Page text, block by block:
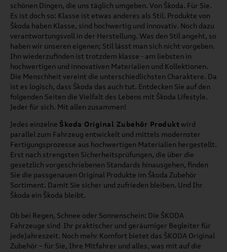
schönen Dingen, die uns täglich umgeben. Von Škoda. Für Sie.
Es ist doch so: Klasse ist etwas anderes als Stil. Produkte von
Škoda haben Klasse, sind hochwertig und innovativ. Noch dazu
verantwortungsvoll in der Herstellung. Was den Stil angeht, so
haben wir unseren eigenen; Stil lässt man sich nicht vorgeben.
Ihn wiederzufinden ist trotzdem klasse - am liebsten in
hochwertigen und innovativen Materialien und Kollektionen.
Die Menschheit vereint die unterschiedlichsten Charaktere. Da
ist es logisch, dass Škoda das auch tut. Entdecken Sie auf den
folgenden Seiten die Vielfalt des Lebens mit Škoda Lifestyle.
Jeder für sich. Mit allen zusammen!
Jedes einzelne Škoda Original Zubehör Produktwird
parallel zum Fahrzeug entwickelt und mittels modernster
Fertigungsprozesse aus hochwertigen Materialien hergestellt.
Erst nach strengsten Sicherheitsprüfungen, die über die
gesetzlich vorgeschriebenen Standards hinausgehen, finden
Sie die passgenauen Original Produkte im Škoda Zubehör
Sortiment. Damit Sie sicher und zufrieden bleiben. Und Ihr
Škoda ein Škoda bleibt.
Ob bei Regen, Schnee oder Sonnenschein: Die ŠKODA
Fahrzeuge sind Ihr praktischer und geräumiger Begleiter für
jedeJahreszeit. Noch mehr Komfort bietet das ŠKODA Original
Zubehör – für Sie, Ihre Mitfahrer und alles, was mit auf die